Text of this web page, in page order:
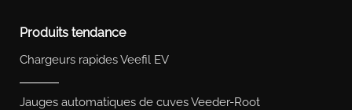
Produits tendance
Chargeurs rapides Veefil EV
Jauges automatiques de cuves Veeder-Root